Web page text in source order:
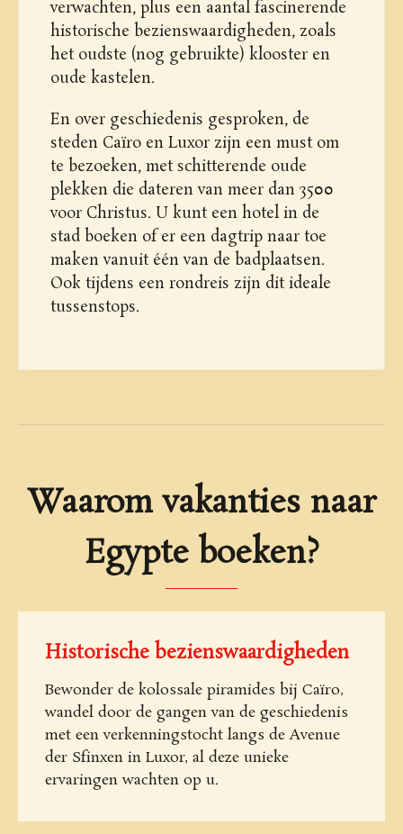
verwachten, plus een aantal fascinerende
historische bezienswaardigheden, zoals
het oudste (nog gebruikte) klooster en
oude kastelen.
En over geschiedenis gesproken, de
steden Caïro en Luxor zijn een must om
te bezoeken, met schitterende oude
plekken die dateren van meer dan 3500
voor Christus. U kunt een hotel in de
stad boeken of er een dagtrip naar toe
maken vanuit één van de badplaatsen.
Ook tijdens een rondreis zijn dit ideale
tussenstops.
Waarom vakanties naar
Egypte boeken?
Historische bezienswaardigheden
Bewonder de kolossale piramides bij Caïro,
wandel door de gangen van de geschiedenis
met een verkenningstocht langs de Avenue
der Sfinxen in Luxor, al deze unieke
ervaringen wachten op u.